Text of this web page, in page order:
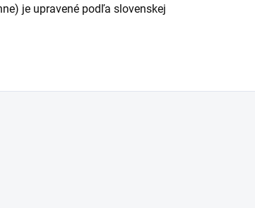
je upravené podľa slovenskej